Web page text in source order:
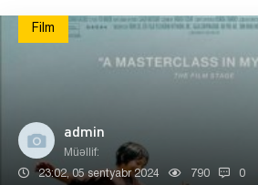
Film
admin
Müəllif:
23:02, 05 sentyabr 2024 790 0